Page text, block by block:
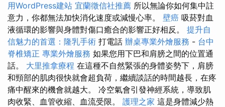
用WordPress建站 宜蘭徵信社推薦 所以無論你如何集中註
意力，你都無法加快消化速度或減慢心率。 壁癌 吸菸對血
液循環的影響與身體對傷口癒合的影響正好相反。 提升自
信魅力的首選：隆乳手術 打電話 辦桌專業外燴服務 - 台中
脊椎矯正 專業外燴服務 如果您用下巴和肩膀之間的位置通
話。 大里推拿療程 在這種不自然緊張的身體姿勢下，肩膀
和頸部的肌肉很快就會超負荷，繼續談話的時間越長，在疼
痛中醒來的機會就越大。 冷空氣會引發神經系統，導致肌
肉收緊、血管收縮、血流受限。 護理之家 這是身體減少熱